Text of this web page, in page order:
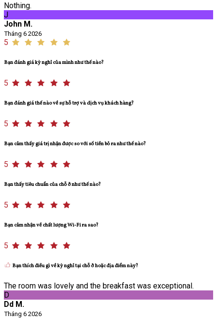
Nothing.
J
John M.
Tháng 6 2026
5
Bạn đánh giá kỳ nghỉ của mình như thế nào?
5
Bạn đánh giá thế nào về sự hỗ trợ và dịch vụ khách hàng?
5
Bạn cảm thấy giá trị nhận được so với số tiền bỏ ra như thế nào?
5
Bạn thấy tiêu chuẩn của chỗ ở như thế nào?
5
Bạn cảm nhận về chất lượng Wi-Fi ra sao?
5
Bạn thích điều gì về kỳ nghỉ tại chỗ ở hoặc địa điểm này?
The room was lovely and the breakfast was exceptional.
D
Dd M.
Tháng 6 2026